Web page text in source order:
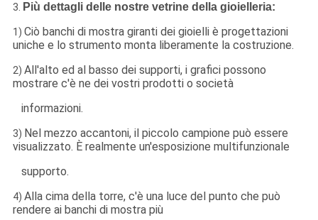
3. Più dettagli delle nostre vetrine della gioielleria:
1) Ciò banchi di mostra giranti dei gioielli è progettazioni
uniche e lo strumento monta liberamente la costruzione.
2) All'alto ed al basso dei supporti, i grafici possono
mostrare c'è ne dei vostri prodotti o società
informazioni.
3) Nel mezzo accantoni, il piccolo campione può essere
visualizzato. È realmente un'esposizione multifunzionale
supporto.
4) Alla cima della torre, c'è una luce del punto che può
rendere ai banchi di mostra più